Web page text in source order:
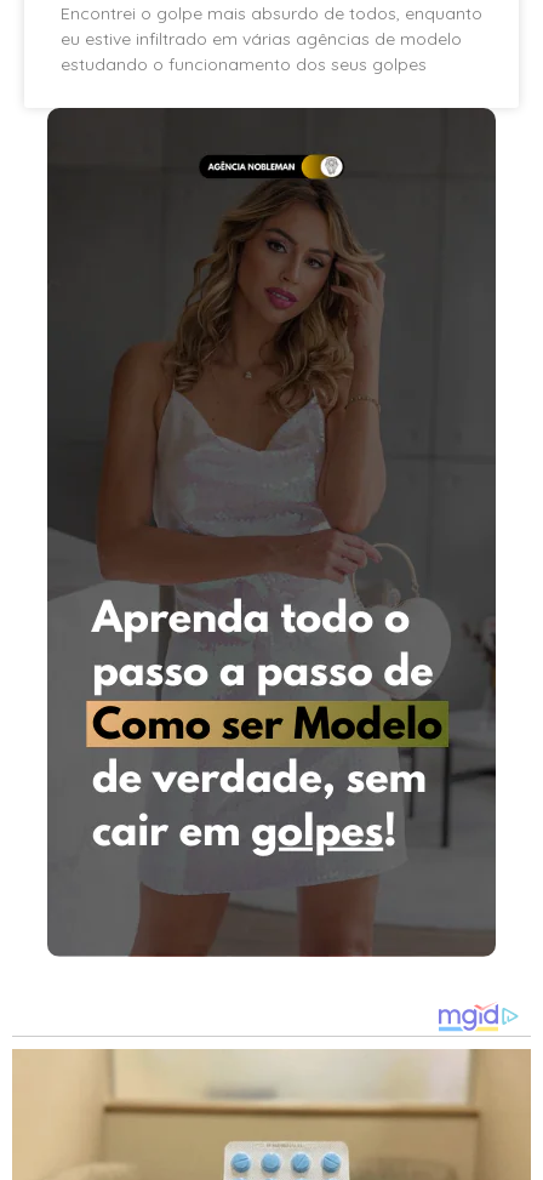
Encontrei o golpe mais absurdo de todos, enquanto
eu estive infiltrado em várias agências de modelo
estudando o funcionamento dos seus golpes